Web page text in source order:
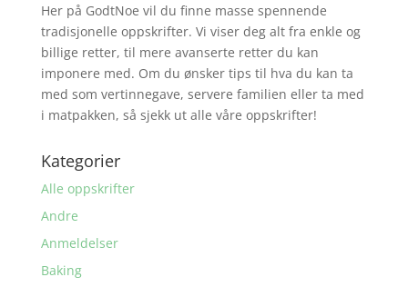
Her på GodtNoe vil du finne masse spennende
tradisjonelle oppskrifter. Vi viser deg alt fra enkle og
billige retter, til mere avanserte retter du kan
imponere med. Om du ønsker tips til hva du kan ta
med som vertinnegave, servere familien eller ta med
i matpakken, så sjekk ut alle våre oppskrifter!
Kategorier
Alle oppskrifter
Andre
Anmeldelser
Baking